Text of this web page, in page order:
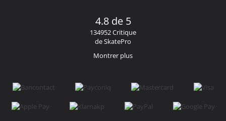
4.8 de 5
134952 Critique
de SkatePro
Montrer plus